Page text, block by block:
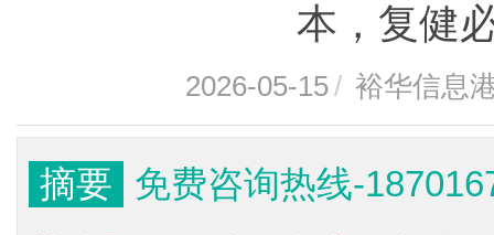
本，复健
2026-05-15/ 裕华信息
摘要
免费咨询热线-